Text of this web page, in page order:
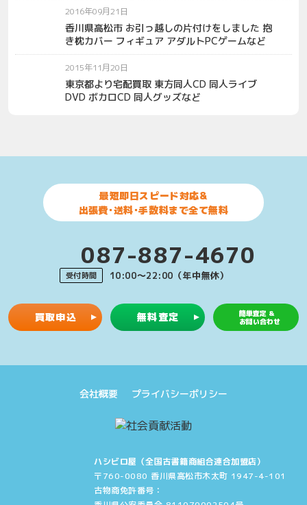
2016年09月21日
香川県高松市 お引っ越しの片付けをしました 抱
き枕カバー フィギュア アダルトPCゲームなど
2015年11月20日
東京都より宅配買取 東方同人CD 同人ライブ
DVD ボカロCD 同人グッズなど
最短即日スピード対応&
出張費･送料･手数料まで全て無料
087-887-4670
受付時間 10:00〜22:00（年中無休）
買取申込 無料査定
簡単査定 &
お問い合わせ
会社概要 プライバシーポリシー
ハシビロ屋（全国古書籍商組合連合加盟店）
〒760-0080 香川県高松市木太町 1947-4-101
古物商免許番号：